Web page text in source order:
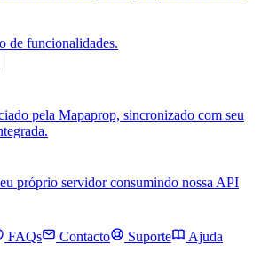
de funcionalidades.
pela Mapaprop, sincronizado com seu
próprio servidor consumindo nossa API
FAQs Contacto Suporte Ajuda